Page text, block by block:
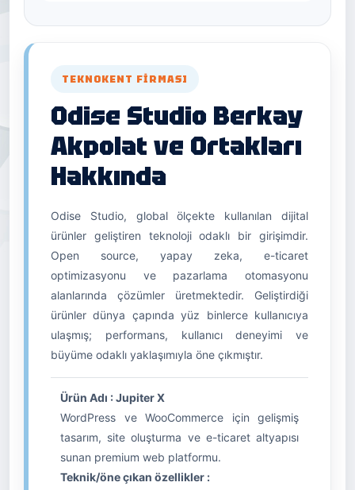
TEKNOKENT FIRMASI
Odise Studio Berkay
Akpolat ve Ortakları
Hakkında
Odise Studio, global ölçekte kullanılan dijital
ürünler geliştiren teknoloji odaklı bir girişimdir.
Open source, yapay zeka, e-ticaret
optimizasyonu ve pazarlama otomasyonu
alanlarında çözümler üretmektedir. Geliştirdiği
ürünler dünya çapında yüz binlerce kullanıcıya
ulaşmış; performans, kullanıcı deneyimi ve
büyüme odaklı yaklaşımıyla öne çıkmıştır.
Ürün Adı : Jupiter X
WordPress ve WooCommerce için gelişmiş
tasarım, site oluşturma ve e-ticaret altyapısı
sunan premium web platformu.
Teknik/öne çıkan özellikler :